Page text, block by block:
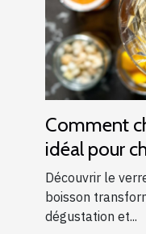
Comment
idéal pour
boisson ?
Découvrir le
boisson
dégustation et...